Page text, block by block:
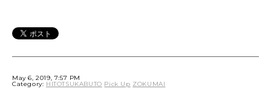
May 6, 2019, 7:57 PM
Category: HITOTSUKABUTO Pick Up ZOKUMAI